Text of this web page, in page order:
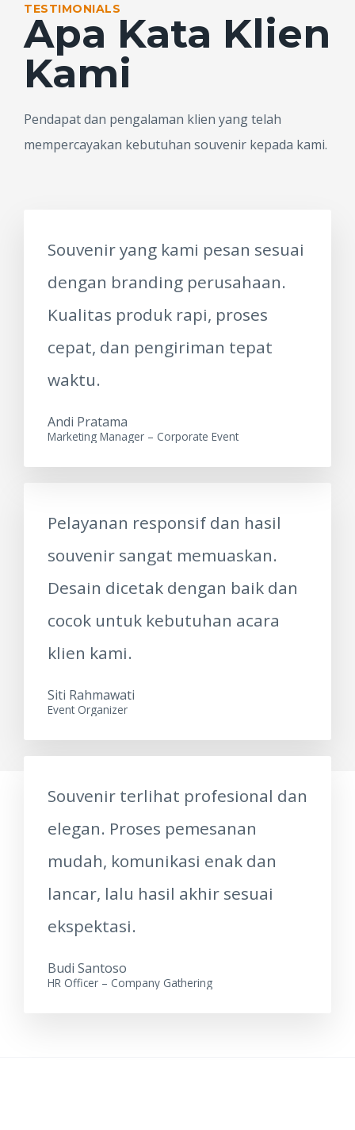
TESTIMONIALS
Apa Kata Klien
Kami
Pendapat dan pengalaman klien yang telah
mempercayakan kebutuhan souvenir kepada kami.
Souvenir yang kami pesan sesuai
dengan branding perusahaan.
Kualitas produk rapi, proses
cepat, dan pengiriman tepat
waktu.
Andi Pratama
Marketing Manager – Corporate Event
Pelayanan responsif dan hasil
souvenir sangat memuaskan.
Desain dicetak dengan baik dan
cocok untuk kebutuhan acara
klien kami.
Siti Rahmawati
Event Organizer
Souvenir terlihat profesional dan
elegan. Proses pemesanan
mudah, komunikasi enak dan
lancar, lalu hasil akhir sesuai
ekspektasi.
Budi Santoso
HR Officer – Company Gathering